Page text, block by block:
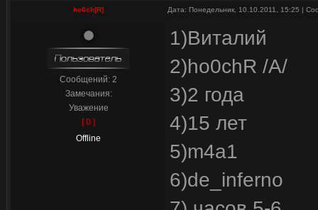
ho0ch[R] Дата: Понедельник, 10.10.2011, 15:25 |
Сообщений: 2
Замечания:
Уважение
[ 0 ]
Offline
1)Виталий
2)ho0chR /A/
3)2 года
4)15 лет
5)m4a1
6)de_inferno